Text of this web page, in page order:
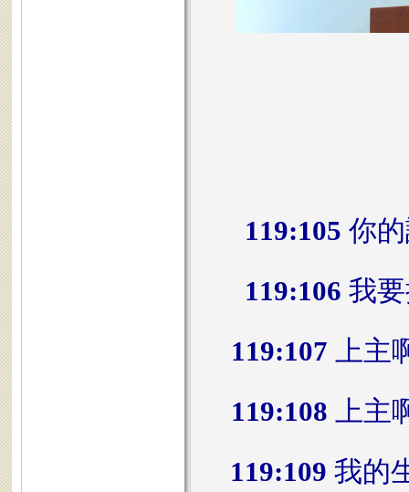
119:105 你
119:106 我
119:107 上主
119:108 上主
119:109 我的